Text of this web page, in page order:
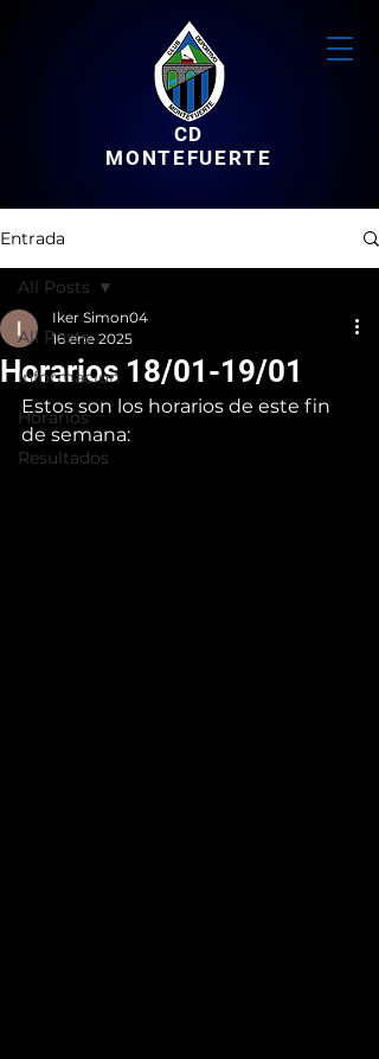
CD
MONTEFUERTE
Entrada
All Posts
Informacion
Horarios
Resultados
All Posts
Horarios 18/01-19/01
Iker Simon04
16 ene 2025
Estos son los horarios de este fin
de semana: